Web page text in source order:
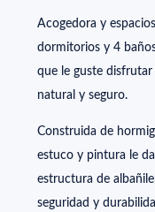
Acogedora y
dormitorios y 4
que le guste
natural y seguro.
Construida de
estuco y pintura le
estructura de
seguridad y